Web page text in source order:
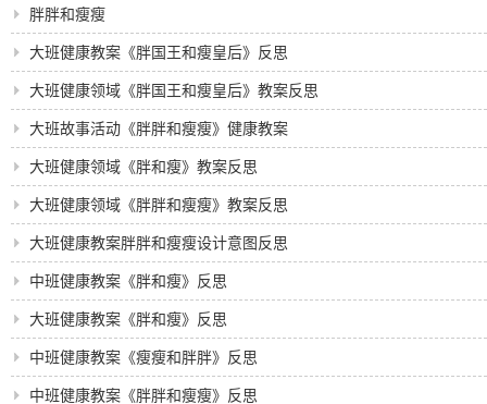
胖胖和瘦瘦
大班健康教案《胖国王和瘦皇后》反思
大班健康领域《胖国王和瘦皇后》教案反思
大班故事活动《胖胖和瘦瘦》健康教案
大班健康领域《胖和瘦》教案反思
大班健康领域《胖胖和瘦瘦》教案反思
大班健康教案胖胖和瘦瘦设计意图反思
中班健康教案《胖和瘦》反思
大班健康教案《胖和瘦》反思
中班健康教案《瘦瘦和胖胖》反思
中班健康教案《胖胖和瘦瘦》反思